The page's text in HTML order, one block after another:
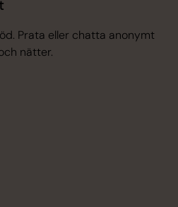
Prata eller chatta anonymt
nätter.